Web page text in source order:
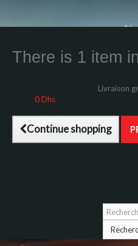
There is 1 item
Livraison
0 Dhs
Continue shopping